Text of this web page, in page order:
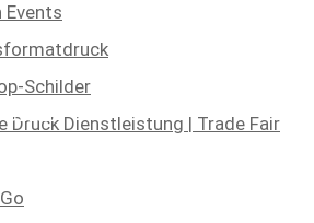
Events
Schilder
Druck Dienstleistung | Trade Fair